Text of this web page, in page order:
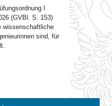
I
(GVBl. S. 153)
wissenschaftliche
sind, für